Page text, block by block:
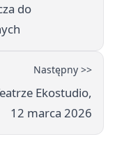
do
Następny >>
Ekostudio,
12 marca 2026